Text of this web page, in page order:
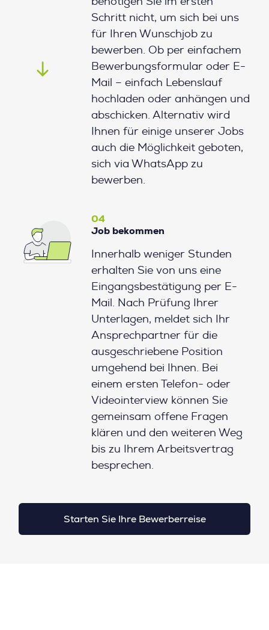
Schritt nicht, um sich bei uns
für Ihren Wunschjob zu
bewerben. Ob per einfachem
Bewerbungsformular oder E-
Mail – einfach Lebenslauf
hochladen oder anhängen und
abschicken. Alternativ wird
Ihnen für einige unserer Jobs
auch die Möglichkeit geboten,
sich via WhatsApp zu
bewerben.
04
Job bekommen
Innerhalb weniger Stunden
erhalten Sie von uns eine
Eingangsbestätigung per E-
Mail. Nach Prüfung Ihrer
Unterlagen, meldet sich Ihr
Ansprechpartner für die
ausgeschriebene Position
umgehend bei Ihnen. Bei
einem ersten Telefon- oder
Videointerview können Sie
gemeinsam offene Fragen
klären und den weiteren Weg
bis zu Ihrem Arbeitsvertrag
besprechen.
Starten Sie Ihre Bewerberreise